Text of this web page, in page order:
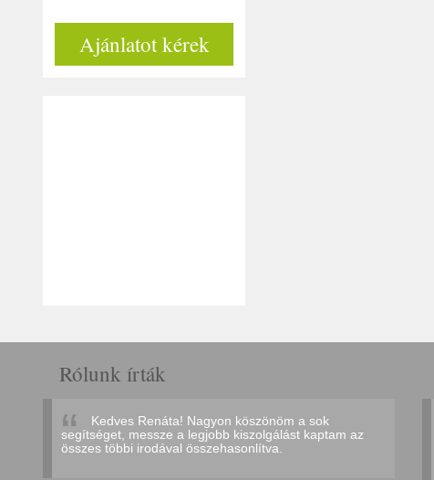
Ajánlatot kérek
Rólunk írták
Kedves Renáta! Nagyon köszönöm a sok
segítséget, messze a legjobb kiszolgálást kaptam az
összes többi irodával összehasonlítva.